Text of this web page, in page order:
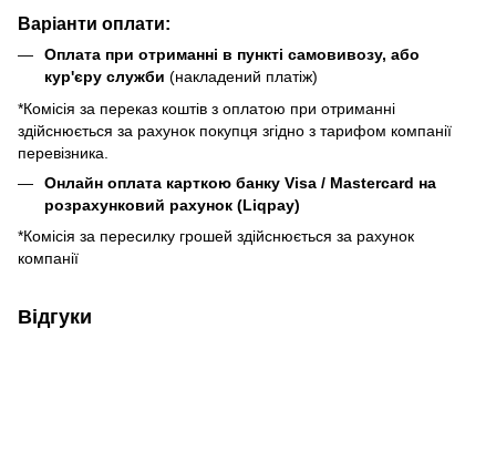
Варіанти оплати:
Оплата при отриманні в пункті самовивозу, або
кур'єру служби (накладений платіж)
*Комісія за переказ коштів з оплатою при отриманні
здійснюється за рахунок покупця згідно з тарифом компанії
перевізника.
Онлайн оплата карткою банку Visa / Mastercard на
розрахунковий рахунок (Liqpay)
*Комісія за пересилку грошей здійснюється за рахунок
компанії
Відгуки